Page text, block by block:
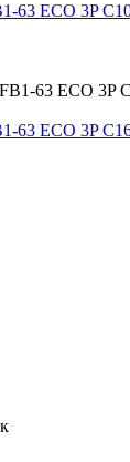
63 ECO 3P
63 ECO 3P